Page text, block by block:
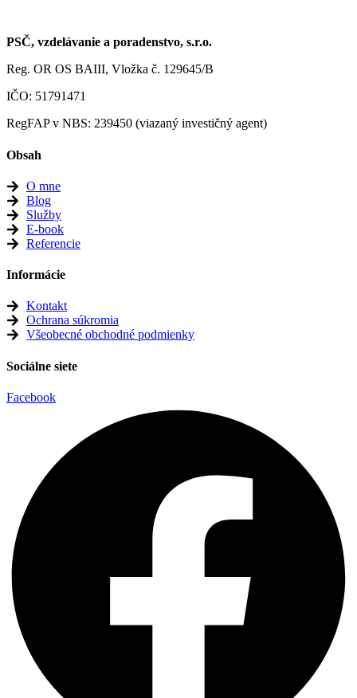
PSČ, vzdelávanie a poradenstvo, s.r.o.
Reg. OR OS BAIII, Vložka č. 129645/B
IČO: 51791471
RegFAP v NBS: 239450 (viazaný investičný agent)
Obsah
O mne
Blog
Služby
E-book
Referencie
Informácie
Kontakt
Ochrana súkromia
Všeobecné obchodné podmienky
Sociálne siete
Facebook